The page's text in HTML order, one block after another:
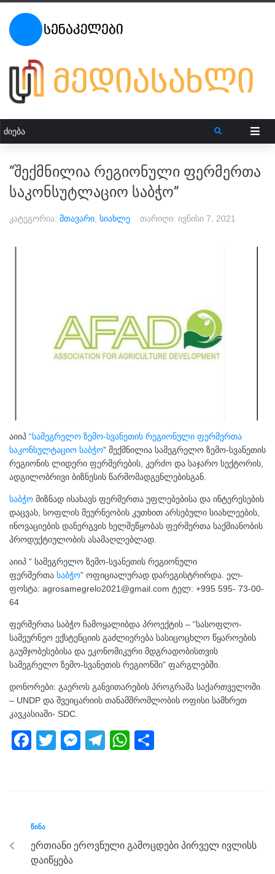
“შექმნილია რეგიონული ფერმერთა
საკონსუტლაციო საბჭო”
კატეგორია: მთავარი სიახლე თარიღი: ივნისი 7, 2021
აიიპ “სამეგრელო ზემო-სვანეთის რეგიონული ფერმერთა
საკონსულტაციო საბჭო” შექმნილია სამეგრელო ზემო-სვანეთის
რეგიონის ლიდერი ფერმერების, კერძო და საჯარო სექტორის,
ადგილობრივი ბიზნესის წარმომადგენლებისგან.
საბჭო მიზნად ისახავს ფერმერთა უფლებებისა და ინტერესების
დაცვას, სოფლის მეურნეობის კუთხით არსებული სიახლეების,
ინოვაციების დანერგვის ხელშეწყობას ფერმერთა საქმიანობის
პროდუქტიულობის ასამაღლებლად.
აიიპ ” სამეგრელო ზემო-სვანეთის რეგიონული
ფერმერთა საბჭო” ოფიციალურად დარეგისტრირდა. ელ-
ფოსტა: agrosamegrelo2021@gmail.com ტელ: +995 595- 73-00-
64
ფერმერთა საბჭო ჩამოყალიბდა პროექტის – “სასოფლო-
სამეურნეო ექსტენციის გაძლიერება სასიცოცხლო წყაროების
გაუმჯობესებისა და ეკონომიკური მდგრადობისთვის
სამეგრელო ზემო-სვანეთის რეგიონში” ფარგლებში.
დონორები: გაეროს განვითარების პროგრამა საქართველოში
– UNDP და შვეიცარიის თანამშრომლობის ოფისი სამხრეთ
კავკასიაში- SDC.
F
b
o
o
T
M
g
er
T
m
W
p
p
ᲬᲘᲜᲐ
ერთიანი ეროვნული გამოცდები პირველ ივლისს
დაიწყება